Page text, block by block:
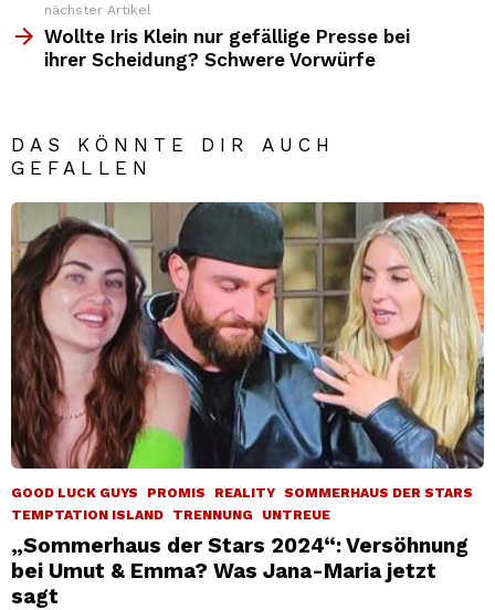
nächster Artikel
Wollte Iris Klein nur gefällige Presse bei
ihrer Scheidung? Schwere Vorwürfe
DAS KÖNNTE DIR AUCH
GEFALLEN
GOOD LUCK GUYS PROMIS REALITY SOMMERHAUS DER STARS
TEMPTATION ISLAND
TRENNUNG UNTREUE
„Sommerhaus der Stars 2024“: Versöhnung
bei Umut & Emma? Was Jana-Maria jetzt
sagt